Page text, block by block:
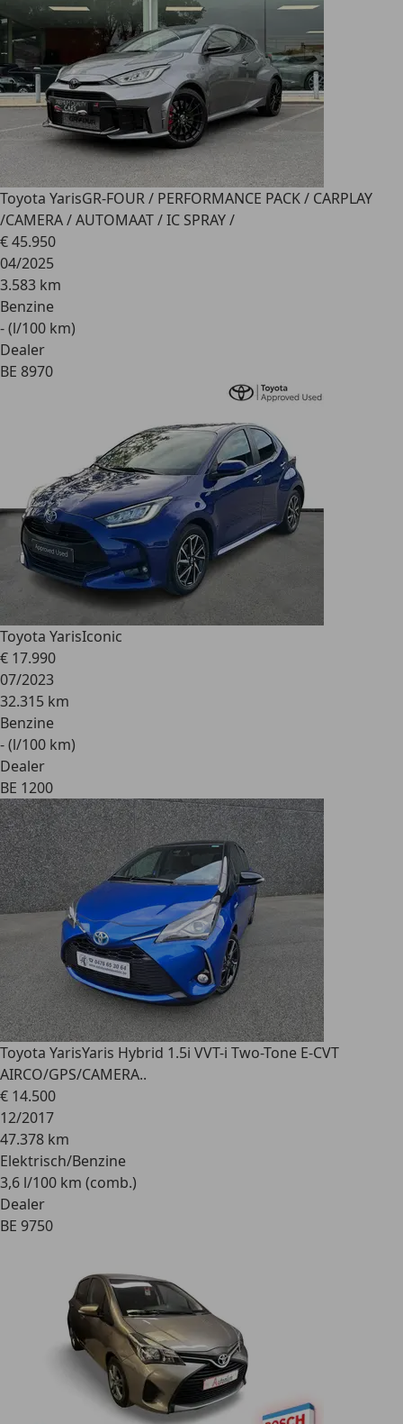
Toyota YarisGR-FOUR / PERFORMANCE PACK / CARPLAY
/CAMERA / AUTOMAAT / IC SPRAY /
€ 45.950
04/2025
3.583 km
Benzine
- (l/100 km)
Dealer
BE 8970
Toyota YarisIconic
€ 17.990
07/2023
32.315 km
Benzine
- (l/100 km)
Dealer
BE 1200
Toyota YarisYaris Hybrid 1.5i VVT-i Two-Tone E-CVT
AIRCO/GPS/CAMERA..
€ 14.500
12/2017
47.378 km
Elektrisch/Benzine
3,6 l/100 km (comb.)
Dealer
BE 9750